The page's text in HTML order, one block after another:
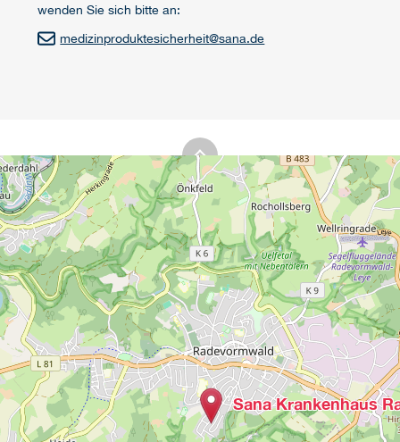
wenden Sie sich bitte an:
medizinproduktesicherheit@sana.de
Sana Krankenhaus